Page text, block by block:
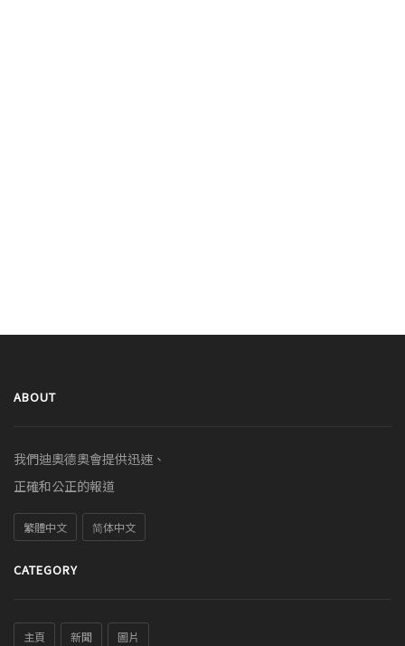
ABOUT
我們迪奧德奧會提供迅速、
正確和公正的報道
繁體中文 简体中文
CATEGORY
主頁 新聞 圖片